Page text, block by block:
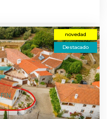
novedad
Destacado